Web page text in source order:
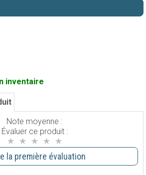
inventaire
Note moyenne :
Évaluer ce produit :
la première évaluation